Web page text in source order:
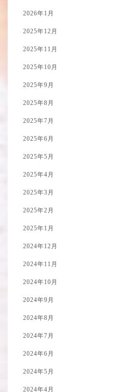
2026年1月
2025年12月
2025年11月
2025年10月
2025年9月
2025年8月
2025年7月
2025年6月
2025年5月
2025年4月
2025年3月
2025年2月
2025年1月
2024年12月
2024年11月
2024年10月
2024年9月
2024年8月
2024年7月
2024年6月
2024年5月
2024年4月